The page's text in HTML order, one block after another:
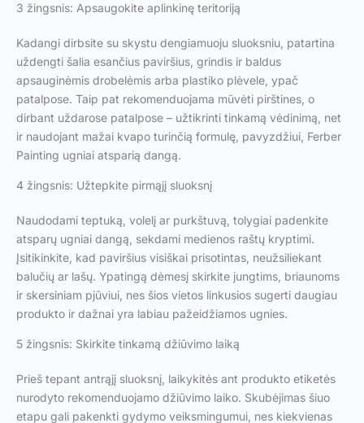
3 žingsnis: Apsaugokite aplinkinę teritoriją
Kadangi dirbsite su skystu dengiamuoju sluoksniu, patartina
uždengti šalia esančius paviršius, grindis ir baldus
apsauginėmis drobelėmis arba plastiko plėvele, ypač
patalpose. Taip pat rekomenduojama mūvėti pirštines, o
dirbant uždarose patalpose – užtikrinti tinkamą vėdinimą, net
ir naudojant mažai kvapo turinčią formulę, pavyzdžiui, Ferber
Painting ugniai atsparią dangą.
4 žingsnis: Užtepkite pirmąjį sluoksnį
Naudodami teptuką, volelį ar purkštuvą, tolygiai padenkite
atsparų ugniai dangą, sekdami medienos raštų kryptimi.
Įsitikinkite, kad paviršius visiškai prisotintas, neužsiliekant
balučių ar lašų. Ypatingą dėmesį skirkite jungtims, briaunoms
ir skersiniam pjūviui, nes šios vietos linkusios sugerti daugiau
produkto ir dažnai yra labiau pažeidžiamos ugnies.
5 žingsnis: Skirkite tinkamą džiūvimo laiką
Prieš tepant antrąjį sluoksnį, laikykitės ant produkto etiketės
nurodyto rekomenduojamo džiūvimo laiko. Skubėjimas šiuo
etapu gali pakenkti gydymo veiksmingumui, nes kiekvienas